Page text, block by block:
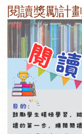
閱讀獎勵計劃